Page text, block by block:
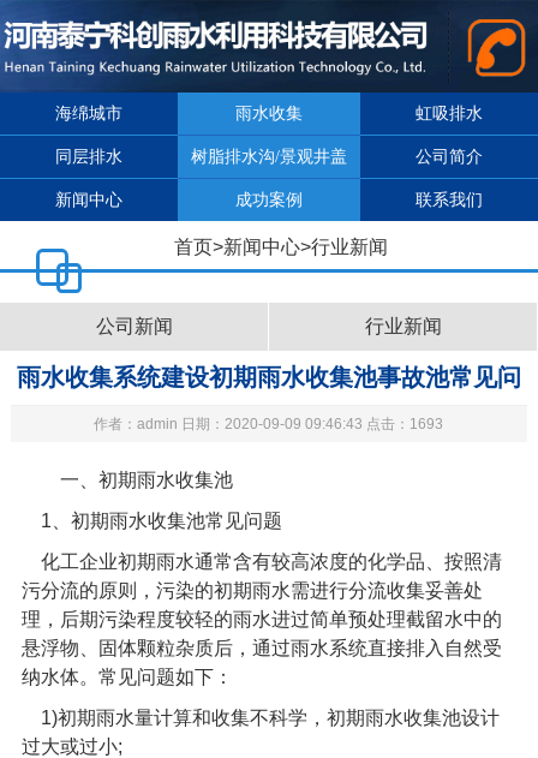
海绵城市 雨水收集 虹吸排水
同层排水 树脂排水沟/景观井盖 公司简介
新闻中心 成功案例 联系我们
首页>新闻中心>行业新闻
公司新闻 行业新闻
雨水收集系统建设初期雨水收集池事故池常见问
题与对策
作者：admin 日期：2020-09-09 09:46:43 点击：1693
一、初期雨水收集池
1 、初期雨水收集池常见问题
化工企业初期雨水通常含有较高浓度的化学品、按照清
污分流的原则，污染的初期雨水需进行分流收集妥善处
理，后期污染程度较轻的雨水进过简单预处理截留水中的
悬浮物、固体颗粒杂质后，通过雨水系统直接排入自然受
纳水体。常见问题如下：
1)初期雨水量计算和收集不科学，初期雨水收集池设计
过大或过小;